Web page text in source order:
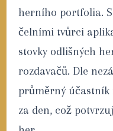
herního portfolia.
čelními tvůrci
stovky odlišných
rozdavačů. Dle
průměrný
za den, což